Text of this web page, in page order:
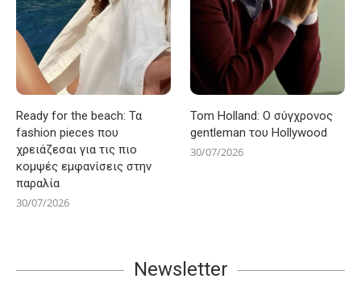
Ready for the beach: Τα
fashion pieces που
χρειάζεσαι για τις πιο
κομψές εμφανίσεις στην
παραλία
30/07/2026
Tom Holland: Ο σύγχρονος
gentleman του Hollywood
30/07/2026
Newsletter